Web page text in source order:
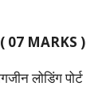
07 MARKS )
लोडिंग पोर्ट